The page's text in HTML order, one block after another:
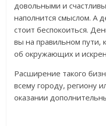
довольными и
наполнится смыслом. А
стоит беспокоиться.
вы на правильном пути,
об окружающих и
Расширение такого
всему городу, региону
оказании